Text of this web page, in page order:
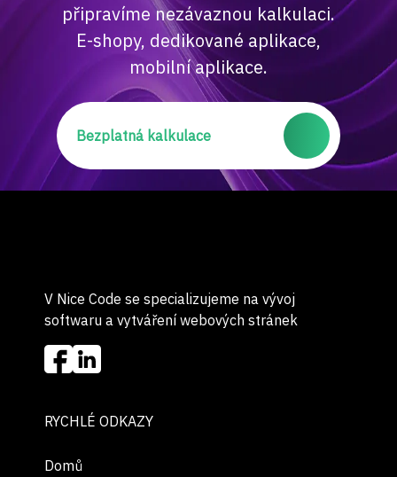
připravíme nezávaznou kalkulaci.
E-shopy, dedikované aplikace,
mobilní aplikace.
Bezplatná kalkulace
V Nice Code se specializujeme na vývoj
softwaru a vytváření webových stránek
RYCHLÉ ODKAZY
Domů